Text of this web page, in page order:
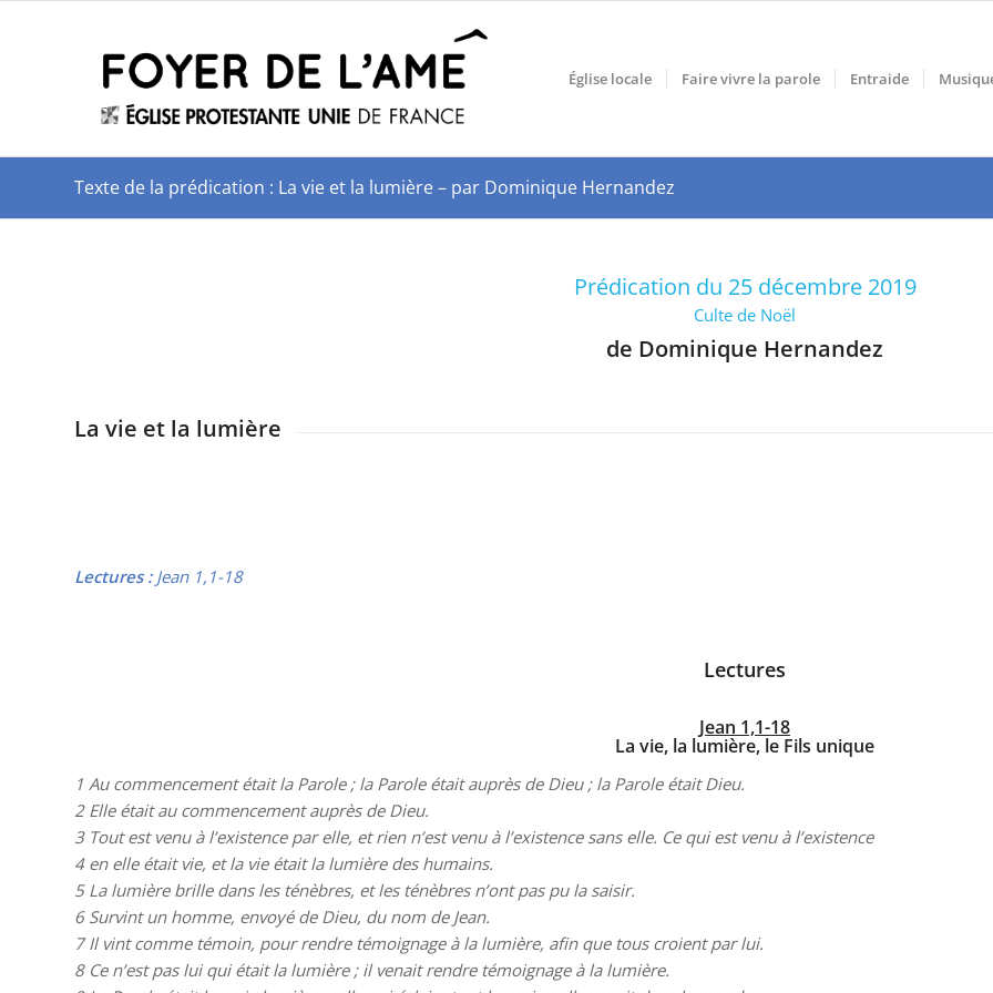
Église locale Faire vivre la parole Entraide
Texte de la prédication : La vie et la lumière – par Dominique Hernandez
Prédication du 25 décembre 2019
Culte de Noël
de Dominique Hernandez
La vie et la lumière
Lectures : Jean 1,1-18
Lectures
Jean 1,1-18
La vie, la lumière, le Fils unique
1 Au commencement était la Parole ; la Parole était auprès de Dieu ; la Parole était Dieu.
2 Elle était au commencement auprès de Dieu.
3 Tout est venu à l’existence par elle, et rien n’est venu à l’existence sans elle. Ce qui est venu à l’existence
4 en elle était vie, et la vie était la lumière des humains.
5 La lumière brille dans les ténèbres, et les ténèbres n’ont pas pu la saisir.
6 Survint un homme, envoyé de Dieu, du nom de Jean.
7 Il vint comme témoin, pour rendre témoignage à la lumière, afin que tous croient par lui.
8 Ce n’est pas lui qui était la lumière ; il venait rendre témoignage à la lumière.